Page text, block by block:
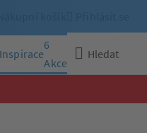
6
Akce
Hledat